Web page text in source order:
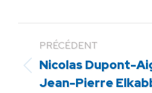
PRÉCÉDENT
Article
précédent
Nicolas Dupont-
Jean-Pierre